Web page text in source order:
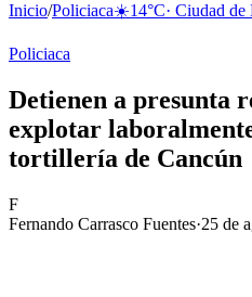
Inicio/Policiaca☀️14°C· Ciudad de
Policiaca
Detienen a presunta
explotar
tortillería de Cancún
F
Fernando Carrasco Fuentes·25 de